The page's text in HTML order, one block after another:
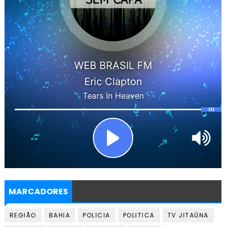
MARCADORES
REGIÃO BAHIA POLICIA POLITICA
TV JITAÚNA